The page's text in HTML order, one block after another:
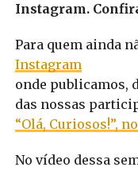
Instagram.
Para quem ainda
Instagram
onde publicamos,
das nossas
“Olá, Curiosos!”,
No vídeo dessa